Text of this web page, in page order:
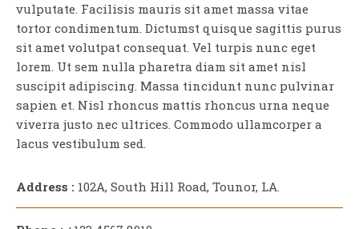
vulputate. Facilisis mauris sit amet massa vitae
tortor condimentum. Dictumst quisque sagittis purus
sit amet volutpat consequat. Vel turpis nunc eget
lorem. Ut sem nulla pharetra diam sit amet nisl
suscipit adipiscing. Massa tincidunt nunc pulvinar
sapien et. Nisl rhoncus mattis rhoncus urna neque
viverra justo nec ultrices. Commodo ullamcorper a
lacus vestibulum sed.
Address : 102A, South Hill Road, Tounor, LA.